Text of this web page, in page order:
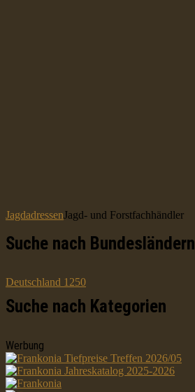
JagdadressenJagd- und Forstfachhändler
Suche nach Bundesländern
Deutschland 1250
Suche nach Kategorien
Werbung